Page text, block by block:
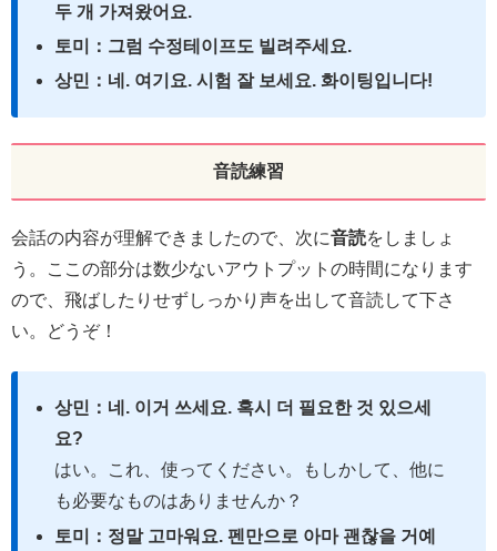
두 개 가져왔어요.
토미：그럼 수정테이프도 빌려주세요.
상민：네. 여기요. 시험 잘 보세요. 화이팅입니다!
音読練習
会話の内容が理解できましたので、次に音読をしましょ
う。ここの部分は数少ないアウトプットの時間になります
ので、飛ばしたりせずしっかり声を出して音読して下さ
い。どうぞ！
상민：네. 이거 쓰세요. 혹시 더 필요한 것 있으세
요?
はい。これ、使ってください。もしかして、他に
も必要なものはありませんか？
토미：정말 고마워요. 펜만으로 아마 괜찮을 거예